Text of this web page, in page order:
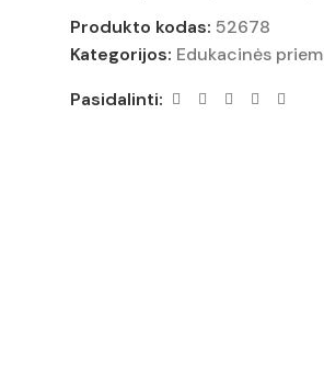
Produkto kodas: 52678
Kategorijos: Edukacinės
Pasidalinti: